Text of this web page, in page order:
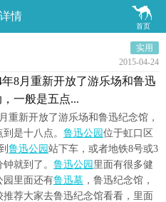

首页
情
实用
2015-04-24
8月重新开放了游乐场和鲁迅
一般是五点...
重新开放了游乐场和鲁迅纪念馆，
是十八点。 鲁迅公园 位于虹口区
鲁迅公园 站下车，或者地铁8号或3
就到了。 鲁迅公园 里面有很多健
园里面还有鲁迅墓 ，鲁迅纪念馆，
荐大家去鲁迅纪念馆看看，里面